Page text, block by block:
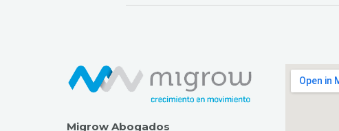
Migrow Abogados